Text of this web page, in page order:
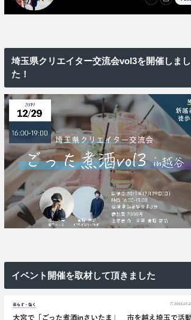
埼玉県クリエイター交流会vol3を開催しまし
た！
イベント開催を取材して頂きました